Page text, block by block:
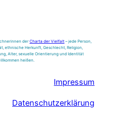
der Charta der Vielfalt – jede Person,
ethnische Herkunft, Geschlecht, Religion,
Alter, sexuelle Orientierung und Identität
heißen.
Impressum
Datenschutzerklärung